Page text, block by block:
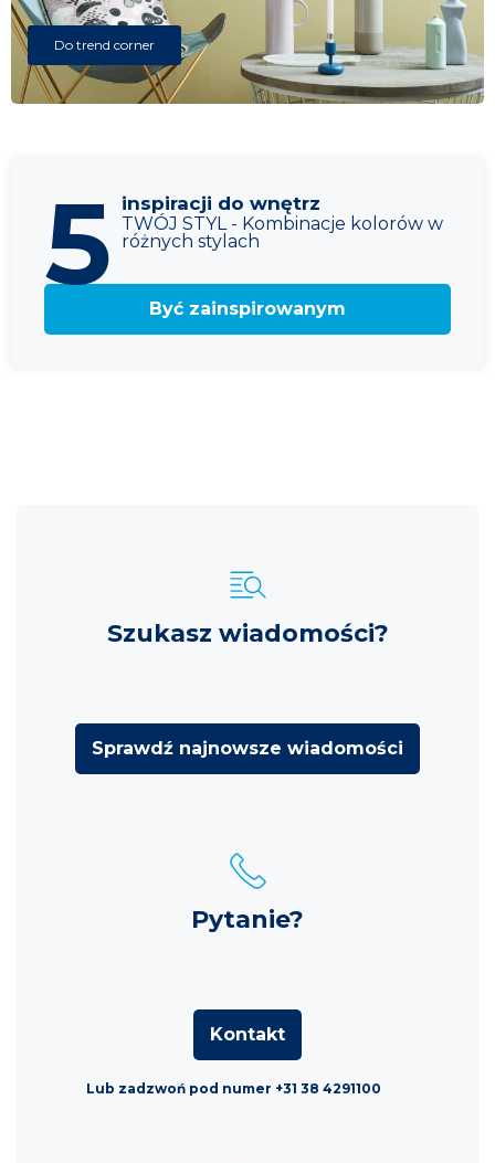
Do trend corner
5 inspiracji do wnętrz
TWÓJ STYL - Kombinacje kolorów w
różnych stylach
Być zainspirowanym
Szukasz wiadomości?
Sprawdź najnowsze wiadomości
Pytanie?
Kontakt
Lub zadzwoń pod numer +31 38 4291100